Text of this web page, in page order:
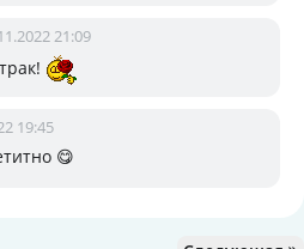
21:09
19:45
😋